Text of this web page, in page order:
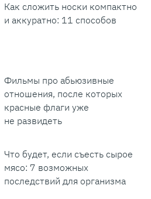
Как сложить носки компактно
и аккуратно: 11 способов
Фильмы про абьюзивные
отношения, после которых
красные флаги уже
не развидеть
Что будет, если съесть сырое
мясо: 7 возможных
последствий для организма